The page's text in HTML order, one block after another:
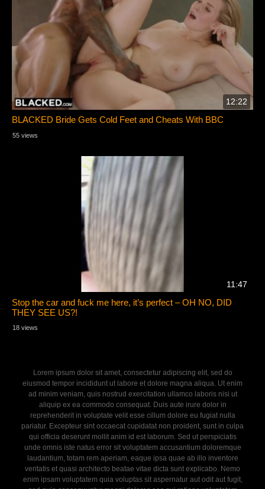
12:22
BLACKED Bride Gets Cold Feet and Cheats With BBC
55 views
11:47
Stop the car and fuck me here, it’s perfect – OH NO, DID
THEY SEE US?!
18 views
Lorem ipsum dolor sit amet, consectetur adipiscing elit, sed do
eiusmod tempor incididunt ut labore et dolore magna aliqua. Ut enim
ad minim veniam, quis nostrud exercitation ullamco laboris nisi ut
aliquip ex ea commodo consequat. Duis aute irure dolor in
reprehenderit in voluptate velit esse cillum dolore eu fugiat nulla
pariatur. Excepteur sint occaecat cupidatat non proident, sunt in culpa
qui officia deserunt mollit anim id est laborum. Sed ut perspiciatis
unde omnis iste natus error sit voluptatem accusantium doloremque
laudantium, totam rem aperiam, eaque ipsa quae ab illo inventore
veritatis et quasi architecto beatae vitae dicta sunt explicabo. Nemo
enim ipsam voluptatem quia voluptas sit aspernatur aut odit aut fugit,